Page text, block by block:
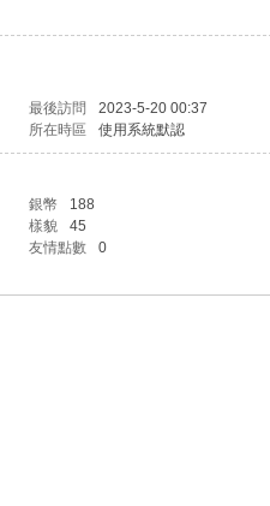
最後訪問
2023-5-20 00:37
所在時區 使用系統默認
銀幣
188
樣貌
45
友情點數 0